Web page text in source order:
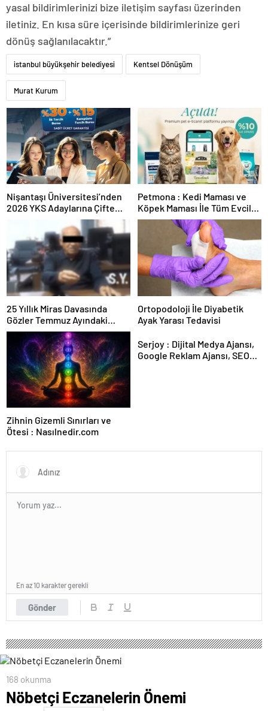
yasal bildirimlerinizi bize iletişim sayfası üzerinden
iletiniz. En kısa süre içerisinde bildirimlerinize geri
dönüş sağlanılacaktır.”
istanbul büyükşehir belediyesi Kentsel Dönüşüm
Murat Kurum
Nişantaşı Üniversitesi’nden
2026 YKS Adaylarına Çifte
Güvence: Sabit Ücret ve
Kesintisiz Burs
Petmona : Kedi Maması ve
Köpek Maması İle Tüm Evcil
Hayvan Ürünleri
25 Yıllık Miras Davasında
Gözler Temmuz Ayındaki
Karar Duruşmasına Çevrildi
Ortopodoloji İle Diyabetik
Ayak Yarası Tedavisi
Zihnin Gizemli Sınırları ve
Ötesi : Nasılnedir.com
Serjoy : Dijital Medya Ajansı,
Google Reklam Ajansı, SEO
Gönder
En az 10 karakter gerekli
168 okunma
Nöbetçi Eczanelerin Önemi